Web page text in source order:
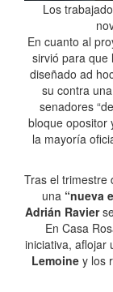
Los
En cuanto al
sirvió para que
diseñado ad
su contra
senadores
bloque opositor
la mayoría
Tras el trimestre
una“nueva
Adrián Ravier
En Casa
iniciativa, aflojar
Lemoine y los